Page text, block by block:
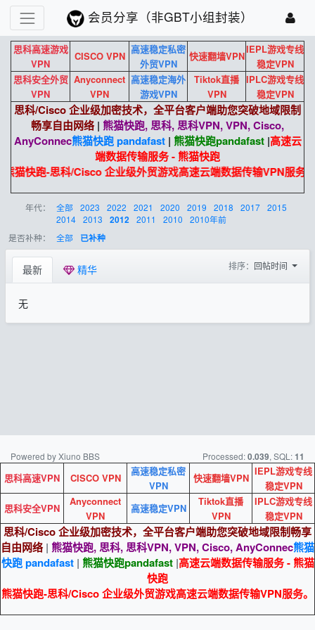
会员分享（非GBT小组封装）
思科高速游戏
VPN
CISCO VPN
高速稳定私密
外贸VPN
快速翻墙VPN
IEPL游戏专线
稳定VPN
思科安全外贸
VPN
Anyconnect
VPN
高速稳定海外
游戏VPN
Tiktok直播
VPN
IPLC游戏专线
稳定VPN
思科/Cisco 企业级加密技术，全平台客户端助您突破地域限制
畅享自由网络 | 熊猫快跑, 思科, 思科VPN, VPN, Cisco,
AnyConnec熊猫快跑 pandafast| 熊猫快跑pandafast|高速云
端数据传输服务 - 熊猫快跑
熊猫快跑-思科/Cisco 企业级外贸游戏高速云端数据传输VPN服务
年代： 全部 2023 2022 2021 2020 2019 2018 2017 2015
2014 2013 2012 2011 2010
2010年前
是否补种：
全部 已补种
最新 精华 排序： 回帖时间
无
Powered by Xiuno BBS Processed:0.039, SQL:11
思科高速VPN CISCO VPN
高速稳定私密
VPN
快速翻墙VPN
IEPL游戏专线
稳定VPN
思科安全VPN
Anyconnect
VPN
高速稳定VPN
Tiktok直播
VPN
IPLC游戏专线
稳定VPN
思科/Cisco 企业级加密技术，全平台客户端助您突破地域限制畅享
自由网络 | 熊猫快跑, 思科, 思科VPN, VPN, Cisco, AnyConnec熊猫
快跑 pandafast| 熊猫快跑pandafast|高速云端数据传输服务 - 熊猫
快跑
熊猫快跑-思科/Cisco 企业级外贸游戏高速云端数据传输VPN服务。